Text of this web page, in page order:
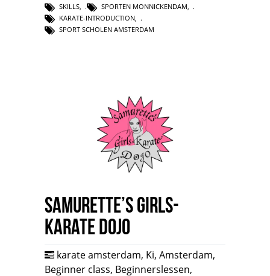
SKILLS
SPORTEN MONNICKENDAM
KARATE-INTRODUCTION
SPORT SCHOLEN AMSTERDAM
Samurette’s Girls-
Karate Dojo
karate amsterdam, Ki, Amsterdam,
Beginner class, Beginnerslessen,